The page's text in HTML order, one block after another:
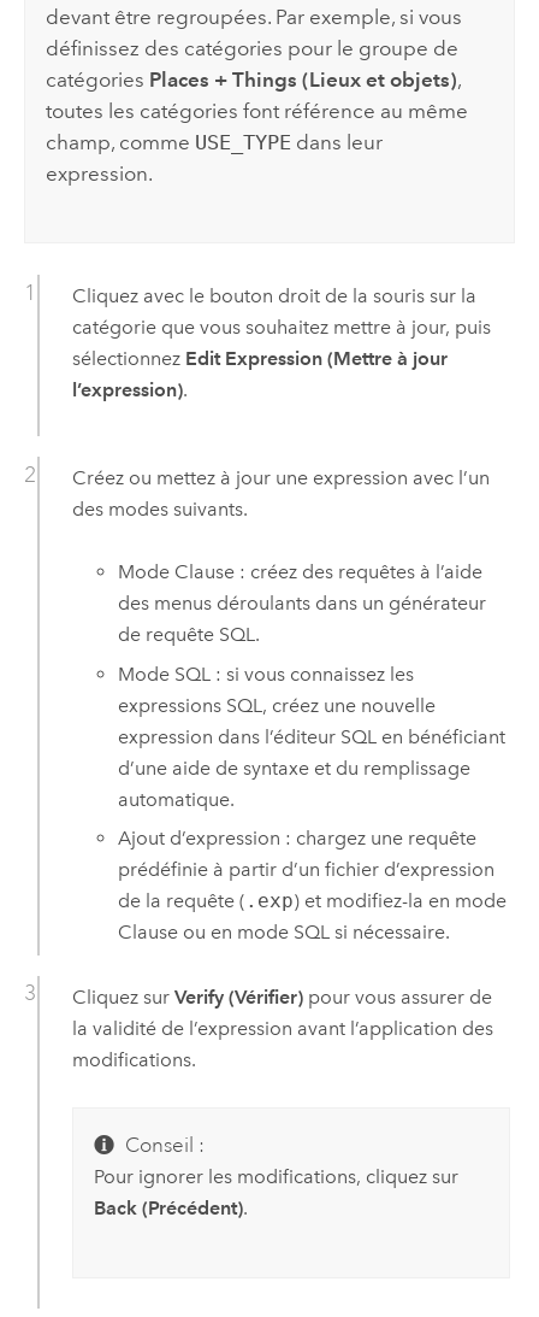
devant être regroupées. Par exemple, si vous
définissez des catégories pour le groupe de
catégories Places + Things (Lieux et objets),
toutes les catégories font référence au même
champ, comme USE_TYPE dans leur
expression.
Cliquez avec le bouton droit de la souris sur la
catégorie que vous souhaitez mettre à jour, puis
sélectionnez Edit Expression (Mettre à jour
l’expression).
Créez ou mettez à jour une expression avec l’un
des modes suivants.
Mode Clause : créez des requêtes à l’aide
des menus déroulants dans un générateur
de requête SQL.
Mode SQL : si vous connaissez les
expressions SQL, créez une nouvelle
expression dans l’éditeur SQL en bénéficiant
d’une aide de syntaxe et du remplissage
automatique.
Ajout d’expression : chargez une requête
prédéfinie à partir d’un fichier d’expression
de la requête ( .exp) et modifiez-la en mode
Clause ou en mode SQL si nécessaire.
Cliquez sur Verify (Vérifier)pour vous assurer de
la validité de l’expression avant l’application des
modifications.
Conseil :
Pour ignorer les modifications, cliquez sur
Back (Précédent).